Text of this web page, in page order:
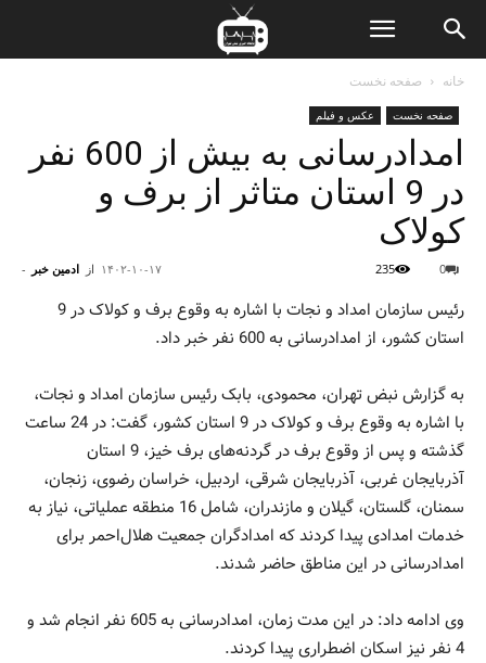
خانه صفحه نخست
صفحه نخست عکس و فیلم
امدادرسانی به بیش از 600 نفر
در 9 استان متاثر از برف و
کولاک
از ادمین خبر - ۱۴۰۲-۱۰-۱۷ 0
235
رئیس سازمان امداد و نجات با اشاره به وقوع برف و کولاک در 9
استان کشور، از امدادرسانی به 600 نفر خبر داد.
به گزارش نبض تهران، محمودی، بابک رئیس سازمان امداد و نجات،
با اشاره به وقوع برف و کولاک در 9 استان کشور، گفت: در 24 ساعت
گذشته و پس از وقوع برف در گردنه‌های برف خیز، 9 استان
آذربایجان غربی، آذربایجان شرقی، اردبیل، خراسان رضوی، زنجان،
سمنان، گلستان، گیلان و مازندران، شامل 16 منطقه عملیاتی، نیاز به
خدمات امدادی پیدا کردند که امدادگران جمعیت هلال‌احمر برای
امدادرسانی در این مناطق حاضر شدند.
وی ادامه داد: در این مدت زمان، امدادرسانی به 605 نفر انجام شد و
4 نفر نیز اسکان اضطراری پیدا کردند.